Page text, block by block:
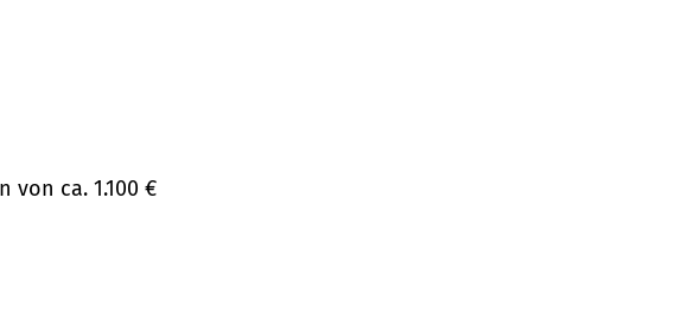
von ca. 1.100 €